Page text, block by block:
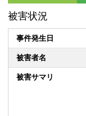
被害状況
事件発生日
被害者名
被害サマリ